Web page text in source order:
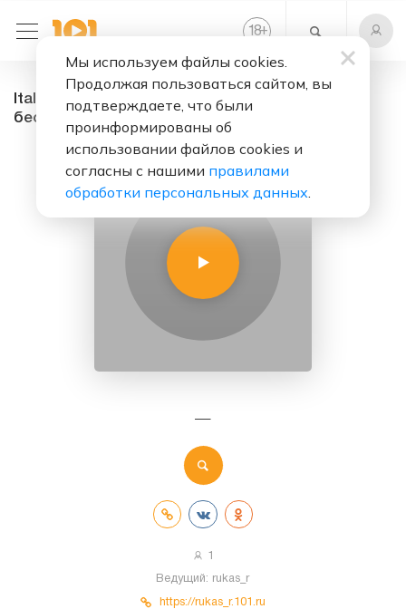
18+
Italia & France - радио онлайн. Слушать
бесплатно
—
1
Ведущий: rukas_r
https://rukas_r.101.ru
Мы используем файлы cookies.
Продолжая пользоваться сайтом, вы
подтверждаете, что были
проинформированы об
использовании файлов cookies и
согласны с нашими правилами
обработки персональных данных.